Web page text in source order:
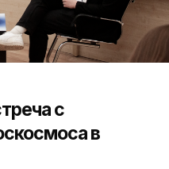
с
в